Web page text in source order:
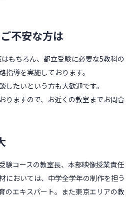
不安な方は
もちろん、都立受験に必要な5教科の
指導を実施しております。
したいという方も大歓迎です。
りますので、お近くの教室までお問合
験コースの教室長、本部映像授業責任
においては、中学全学年の制作を担う
のエキスパート。また東京エリアの教